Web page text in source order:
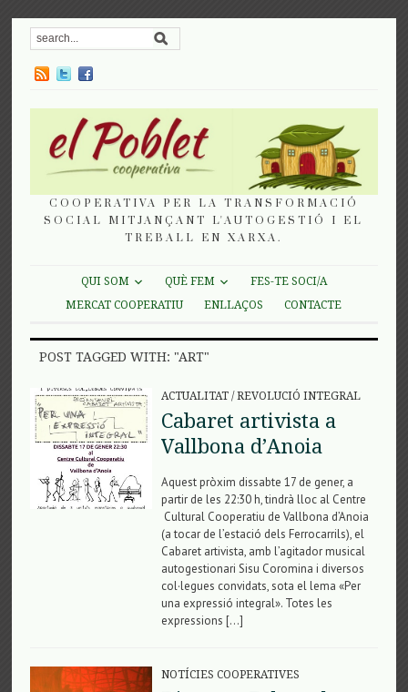
COOPERATIVA PER LA TRANSFORMACIÓ
SOCIAL MITJANÇANT L'AUTOGESTIÓ I EL
TREBALL EN XARXA.
QUI SOM QUÈ FEM
FES-TE SOCI/A
MERCAT COOPERATIU
ENLLAÇOS CONTACTE
POST TAGGED WITH: "ART"
ACTUALITAT/REVOLUCIÓ INTEGRAL
Cabaret artivista a
Vallbona d’Anoia
Aquest pròxim dissabte 17 de gener, a
partir de les 22:30 h, tindrà lloc al Centre
Cultural Cooperatiu de Vallbona d’Anoia
(a tocar de l’estació dels Ferrocarrils), el
Cabaret artivista, amb l’agitador musical
autogestionari Sisu Coromina i diversos
col·legues convidats, sota el lema «Per
una expressió integral». Totes les
expressions […]
NOTÍCIES COOPERATIVES